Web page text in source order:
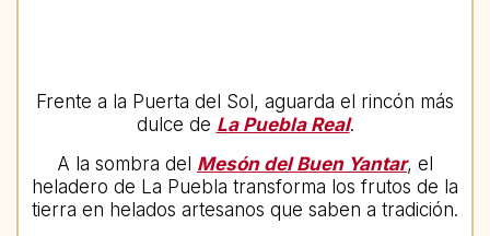
Frente a la Puerta del Sol, aguarda el rincón más
dulce de La Puebla Real.
A la sombra del Mesón del Buen Yantar, el
heladero de La Puebla transforma los frutos de la
tierra en helados artesanos que saben a tradición.